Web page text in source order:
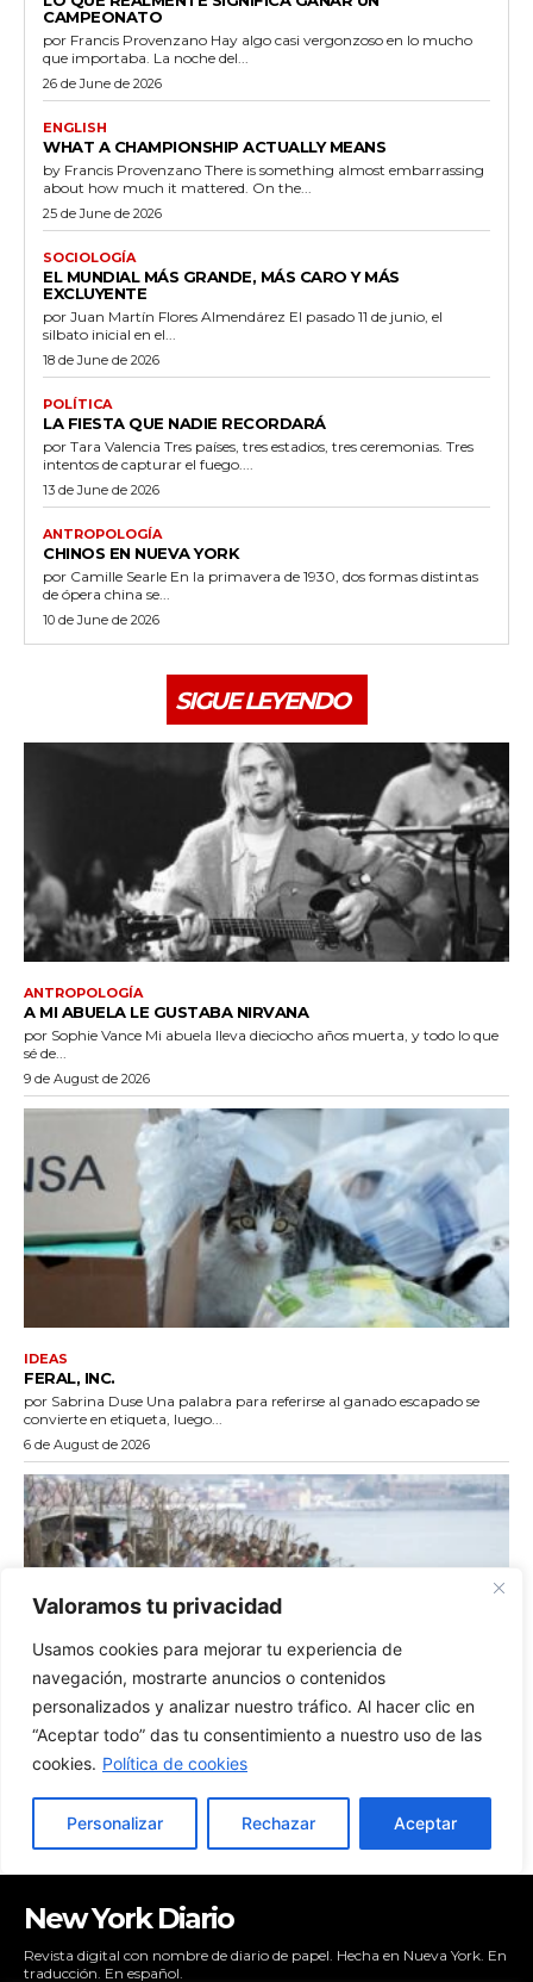
New York Diario
Revista digital con nombre de diario de papel. Hecha en Nueva York. En
traducción. En español.